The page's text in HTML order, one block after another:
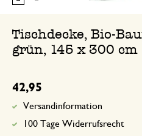
Tischdecke, Bio-
grün, 145 x 300 cm
42,95
Versandinformation
100 Tage Widerrufsrecht